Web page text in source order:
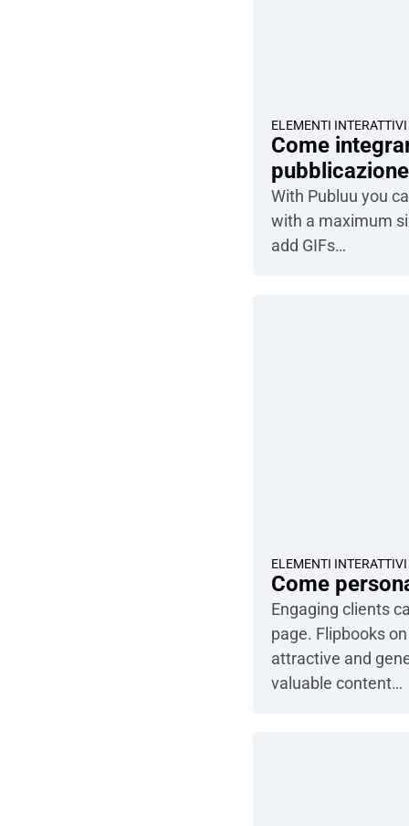
ELEMENTI INTERATTIVI
Come
With Publuu you
with a maximum
add GIFs…
ELEMENTI INTERATTIVI
Come
Engaging clients
page. Flipbooks
attractive and
valuable content…